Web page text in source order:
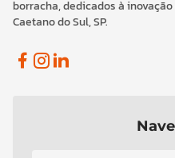
borracha, dedicados à
Caetano do Sul, SP.
FacebookInstagram